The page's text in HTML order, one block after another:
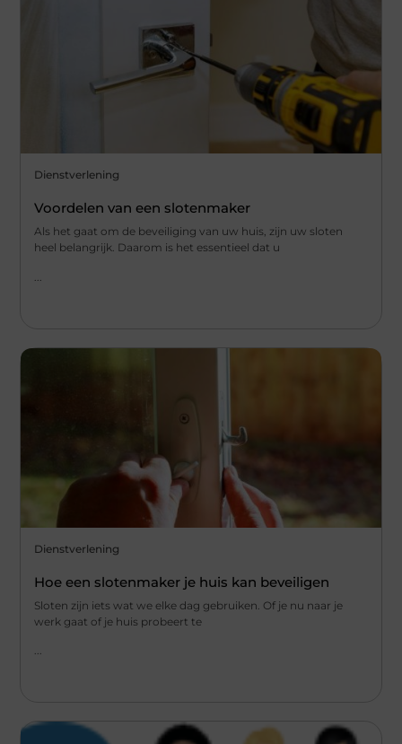
Dienstverlening
Voordelen van een slotenmaker
Als het gaat om de beveiliging van uw huis, zijn uw sloten
heel belangrijk. Daarom is het essentieel dat u
Dienstverlening
Hoe een slotenmaker je huis kan beveiligen
Sloten zijn iets wat we elke dag gebruiken. Of je nu naar je
werk gaat of je huis probeert te
...